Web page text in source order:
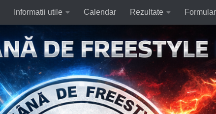
Informatii utile Calendar Rezultate